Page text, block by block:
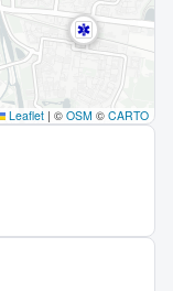
Leaflet | © OSM © CARTO